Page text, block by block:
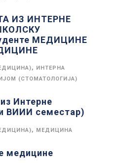
ИЗ ИНТЕРНЕ
МЕДИЦИНЕ
, ИНТЕРНА
(СТОМАТОЛОГИЈА)
Интерне
ВИИИ семестар)
, МЕДИЦИНА
медицине